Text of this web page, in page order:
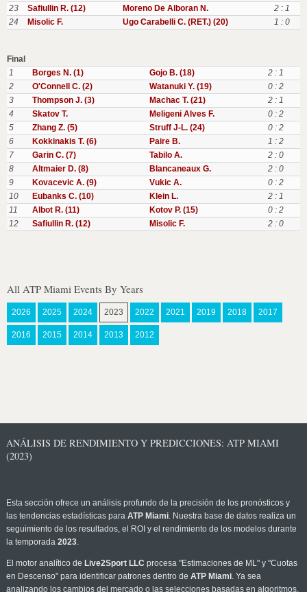
23 Safiullin R. (12) Moreno De Alboran N.
2 : 1
24
Misolic F. Ugo Carabelli C. (RET.) (20) 1 : 0
Final
1
Borges N. (1) Gojo B. (18)
2 : 1
2
O'Connell C. (2) Watanuki Y. (19)
0 : 2
3
Thompson J. (3) Machac T. (21)
2 : 1
4
Skatov T. Meligeni Alves F.
0 : 2
5
Zhang Z. (5) Struff J-L. (24)
0 : 2
6
Kokkinakis T. (6) Paire B.
1 : 2
7
Garin C. (7) Tabilo A.
2 : 0
8
Altmaier D. (8) Blancaneaux G.
2 : 0
9
Kovacevic A. (9) Vukic A.
0 : 2
10
Eubanks C. (10) Klein L.
2 : 1
11
Albot R. (11) Kotov P. (15)
0 : 2
12
Safiullin R. (12) Misolic F. 2 : 0
All ATP Miami Events By Years
2026 2025 2024 2023 2022 2021 2019 2018 2017
2016 2015 2014 2013 2012
ANÁLISIS DE RENDIMIENTO Y PREDICCIONES: ATP MIAMI
(2023)
Esta sección ofrece un análisis profundo de la precisión de los pronósticos y
las tendencias estadísticas para ATP Miami. Nuestra base de datos realiza un
seguimiento de los resultados, el ROI y el rendimiento de los modelos durante
la temporada 2023.
El motor analítico de Live2Sport LLC procesa "Estimaciones de ML" y "Cuotas
en Descenso" para identificar patrones dentro de ATP Miami. Ya sea
analizando los cambios del mercado o las selecciones basadas en algoritmos,